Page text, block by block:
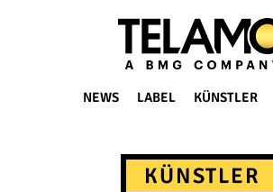
TELAMO
NEWS LABEL KÜNSTLER
KÜNSTLER